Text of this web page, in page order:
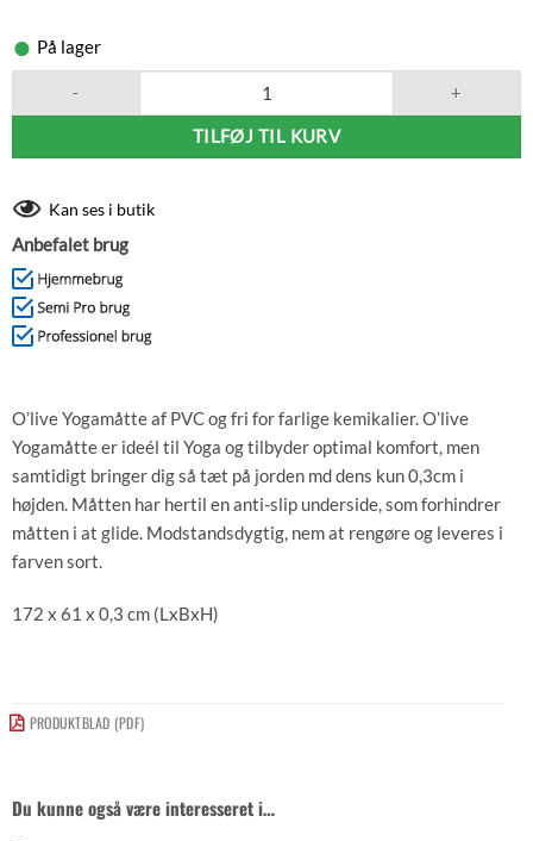
På lager
TILFØJ TIL KURV
Kan ses i butik
Anbefalet brug
O’live Yogamåtte af PVC og fri for farlige kemikalier. O’live
Yogamåtte er ideél til Yoga og tilbyder optimal komfort, men
samtidigt bringer dig så tæt på jorden md dens kun 0,3cm i
højden. Måtten har hertil en anti-slip underside, som forhindrer
måtten i at glide. Modstandsdygtig, nem at rengøre og leveres i
farven sort.
172 x 61 x 0,3 cm (LxBxH)
PRODUKTBLAD (PDF)
Du kunne også være interesseret i…